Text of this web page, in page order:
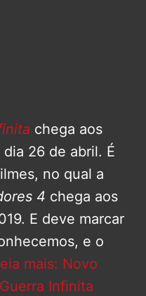
chega aos
26 de abril. É
no qual a
4 chega aos
E deve marcar
e o
mais: Novo
Infinita